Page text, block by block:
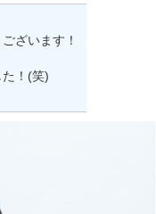
ざいます！
！(笑)